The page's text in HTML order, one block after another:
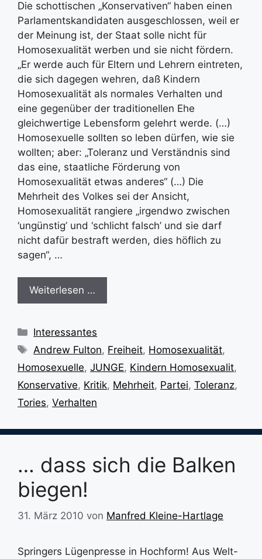
Die schottischen „Konservativen“ haben einen
Parlamentskandidaten ausgeschlossen, weil er
der Meinung ist, der Staat solle nicht für
Homosexualität werben und sie nicht fördern.
„Er werde auch für Eltern und Lehrern eintreten,
die sich dagegen wehren, daß Kindern
Homosexualität als normales Verhalten und
eine gegenüber der traditionellen Ehe
gleichwertige Lebensform gelehrt werde. (…)
Homosexuelle sollten so leben dürfen, wie sie
wollten; aber: „Toleranz und Verständnis sind
das eine, staatliche Förderung von
Homosexualität etwas anderes“ (…) Die
Mehrheit des Volkes sei der Ansicht,
Homosexualität rangiere „irgendwo zwischen
‘ungünstig’ und ‘schlicht falsch’ und sie darf
nicht dafür bestraft werden, dies höflich zu
sagen“, …
Weiterlesen …
Kategorien
Interessantes
Schlagwörter
Andrew Fulton, Freiheit, Homosexualität,
Homosexuelle, JUNGE, Kindern Homosexualit,
Konservative, Kritik, Mehrheit, Partei, Toleranz,
Tories, Verhalten
… dass sich die Balken
biegen!
31. März 2010 von Manfred Kleine-Hartlage
Springers Lügenpresse in Hochform! Aus Welt-